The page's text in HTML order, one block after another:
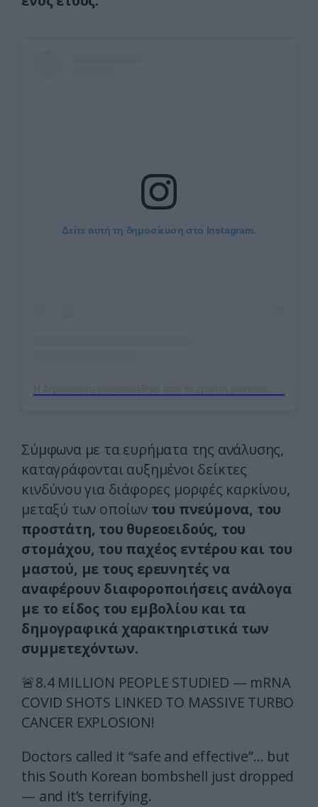
Δείτε αυτή τη δημοσίευση στο Instagram.
Σύμφωνα με τα ευρήματα της ανάλυσης,
καταγράφονται αυξημένοι δείκτες
κινδύνου για διάφορες μορφές καρκίνου,
μεταξύ των οποίων του πνεύμονα, του
προστάτη, του θυρεοειδούς, του
στομάχου, του παχέος εντέρου και του
μαστού, με τους ερευνητές να
αναφέρουν διαφοροποιήσεις ανάλογα
με το είδος του εμβολίου και τα
δημογραφικά χαρακτηριστικά των
συμμετεχόντων.
🚨8.4 MILLION PEOPLE STUDIED — mRNA
COVID SHOTS LINKED TO MASSIVE TURBO
CANCER EXPLOSION!
Doctors called it “safe and effective”… but
this South Korean bombshell just dropped
— and it’s terrifying.